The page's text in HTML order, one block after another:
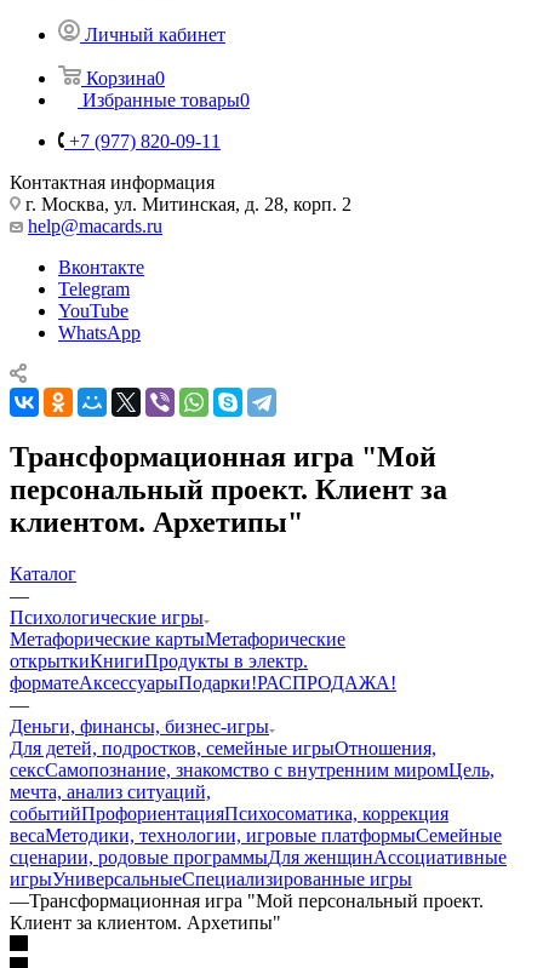
Личный кабинет
Корзина0
Избранные товары0
+7 (977) 820-09-11
Контактная информация
г. Москва, ул. Митинская, д. 28, корп. 2
help@macards.ru
Вконтакте
Telegram
YouTube
WhatsApp
Трансформационная игра "Мой
персональный проект. Клиент за
клиентом. Архетипы"
Каталог
—
Психологические игры
Mетафорические картыМетафорические
открыткиКнигиПродукты в электр.
форматеАксессуарыПодарки!РАСПРОДАЖА!
—
Деньги, финансы, бизнес-игры
Для детей, подростков, семейные игрыОтношения,
сексСамопознание, знакомство с внутренним миромЦель,
мечта, анализ ситуаций,
событийПрофориентацияПсихосоматика, коррекция
весаМетодики, технологии, игровые платформыСемейные
сценарии, родовые программыДля женщинАссоциативные
игрыУниверсальныеСпециализированные игры
—Трансформационная игра "Мой персональный проект.
Клиент за клиентом. Архетипы"